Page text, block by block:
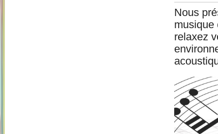
Nous
musique
relaxez